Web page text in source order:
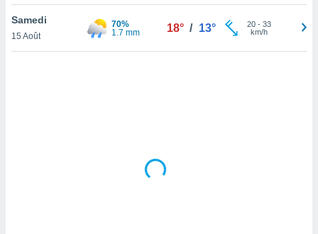
de
Samedi
15 Août
70%
1.7 mm
18° / 13° 20- 33
km/h